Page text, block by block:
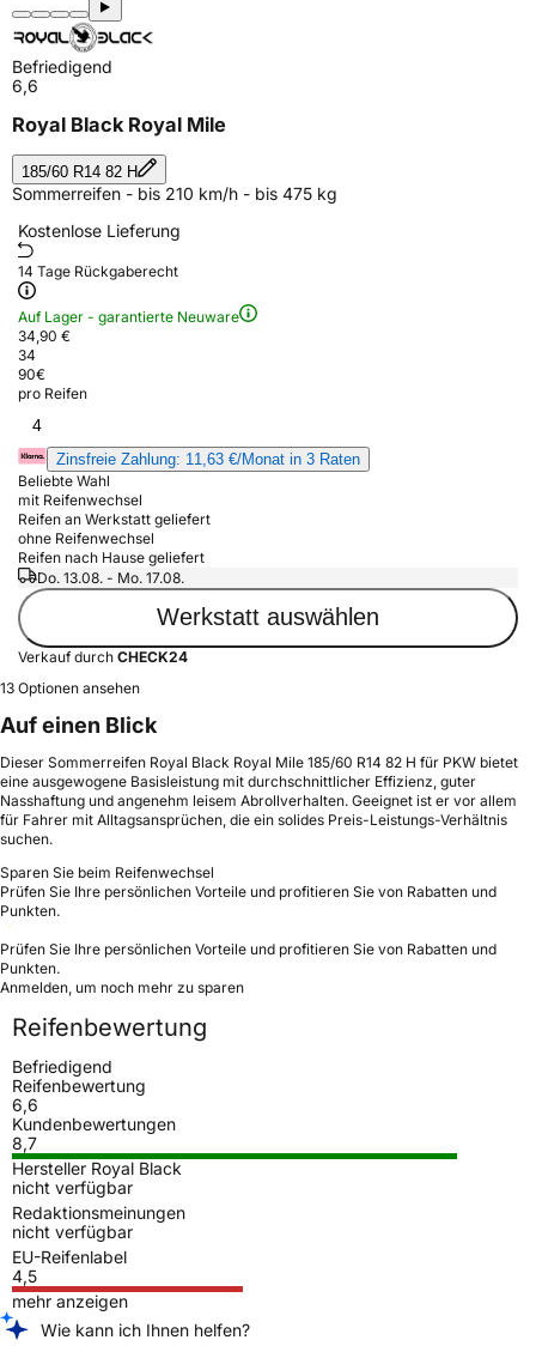
Befriedigend
6,6
Royal Black Royal Mile
185/60 R14 82 H
Sommerreifen - bis 210 km/h - bis 475 kg
Kostenlose Lieferung
14 Tage Rückgaberecht
Auf Lager - garantierte Neuware
34,90 €
34
90€
pro Reifen
4
Zinsfreie Zahlung: 11,63 €/Monat in 3 Raten
Beliebte Wahl
mit Reifenwechsel
Reifen an Werkstatt geliefert
ohne Reifenwechsel
Reifen nach Hause geliefert
Do. 13.08. - Mo. 17.08.
Werkstatt auswählen
Verkauf durch CHECK24
13 Optionen ansehen
Auf einen Blick
Dieser Sommerreifen Royal Black Royal Mile 185/60 R14 82 H für PKW bietet
eine ausgewogene Basisleistung mit durchschnittlicher Effizienz, guter
Nasshaftung und angenehm leisem Abrollverhalten. Geeignet ist er vor allem
für Fahrer mit Alltagsansprüchen, die ein solides Preis-Leistungs-Verhältnis
suchen.
Sparen Sie beim Reifenwechsel
Prüfen Sie Ihre persönlichen Vorteile und profitieren Sie von Rabatten und
Punkten.
Prüfen Sie Ihre persönlichen Vorteile und profitieren Sie von Rabatten und
Punkten.
Anmelden, um noch mehr zu sparen
Reifenbewertung
Befriedigend
Reifenbewertung
6,6
Kundenbewertungen
8,7
Hersteller Royal Black
nicht verfügbar
Redaktionsmeinungen
nicht verfügbar
EU-Reifenlabel
4,5
mehr anzeigen
Wie kann ich Ihnen helfen?